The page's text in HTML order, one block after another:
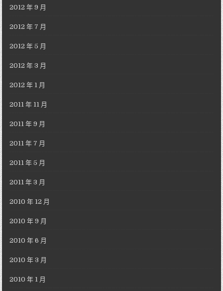
2012 年 9 月
2012 年 7 月
2012 年 5 月
2012 年 3 月
2012 年 1 月
2011 年 11 月
2011 年 9 月
2011 年 7 月
2011 年 5 月
2011 年 3 月
2010 年 12 月
2010 年 9 月
2010 年 6 月
2010 年 3 月
2010 年 1 月